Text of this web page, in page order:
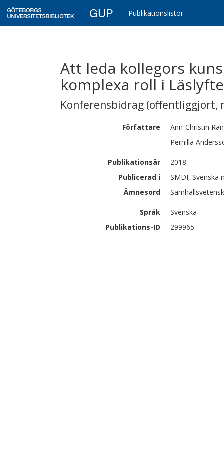
GUP Publikationslistor
Att leda kollegors
komplexa roll i
Konferensbidrag (offentliggjort,
Författare Ann-Christin
Pernilla
Publikationsår
2018
Publicerad i
SMDI, Svenska
Ämnesord
Språk
Svenska
Publikations-ID
299965